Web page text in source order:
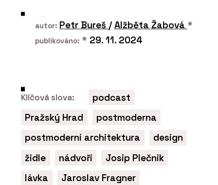
autor: Petr Bureš /Alžběta Žabová *
publikováno: * 29. 11. 2024
Klíčová slova:
podcast
Pražský Hrad
postmoderna
postmoderní architektura
design
židle
nádvoří
Josip Plečnik
lávka
Jaroslav Fragner